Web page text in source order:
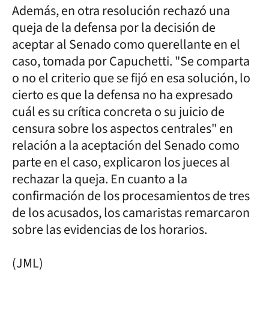
Además, en otra resolución rechazó una
queja de la defensa por la decisión de
aceptar al Senado como querellante en el
caso, tomada por Capuchetti. "Se comparta
o no el criterio que se fijó en esa solución, lo
cierto es que la defensa no ha expresado
cuál es su crítica concreta o su juicio de
censura sobre los aspectos centrales" en
relación a la aceptación del Senado como
parte en el caso, explicaron los jueces al
rechazar la queja. En cuanto a la
confirmación de los procesamientos de tres
de los acusados, los camaristas remarcaron
sobre las evidencias de los horarios.
(JML)